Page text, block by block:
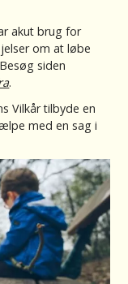
akut brug for
om at løbe
siden
.
Vilkår tilbyde en
med en sag i